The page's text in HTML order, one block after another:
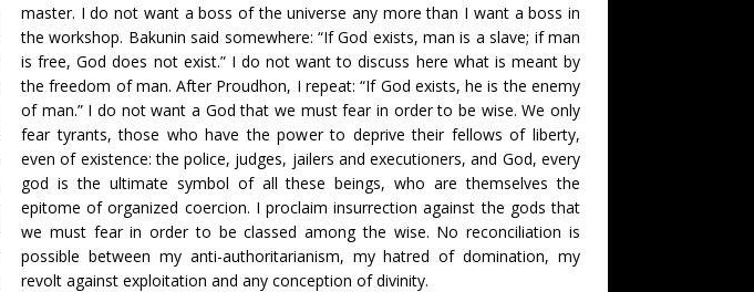
master. I do not want a boss of the universe any more than I want a boss in
the workshop. Bakunin said somewhere: “If God exists, man is a slave; if man
is free, God does not exist.” I do not want to discuss here what is meant by
the freedom of man. After Proudhon, I repeat: “If God exists, he is the enemy
of man.” I do not want a God that we must fear in order to be wise. We only
fear tyrants, those who have the power to deprive their fellows of liberty,
even of existence: the police, judges, jailers and executioners, and God, every
god is the ultimate symbol of all these beings, who are themselves the
epitome of organized coercion. I proclaim insurrection against the gods that
we must fear in order to be classed among the wise. No reconciliation is
possible between my anti-authoritarianism, my hatred of domination, my
revolt against exploitation and any conception of divinity.